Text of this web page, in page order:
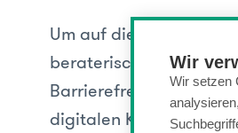
Wir
Wir setzen
Um auf die Frage
beraterischen noch in
Barrierefreiheit
digitalen Kontext bei